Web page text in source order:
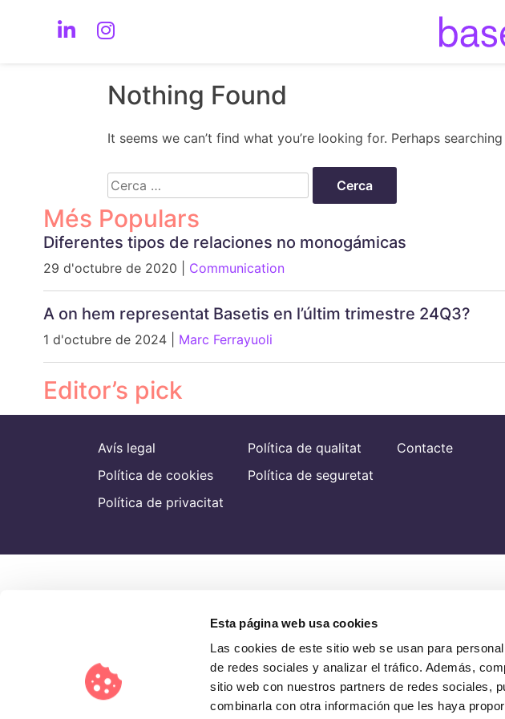
Esta página web usa cookies
Las cookies de este sitio web se usan para
de redes sociales y analizar el tráfico. Además,
sitio web con nuestros partners de redes sociales,
combinarla con otra información que les haya
Nothing Found
It seems we can’t find what you’re looking for. Perhaps
Cerca:
Més Populars
Diferentes tipos de relaciones no monogámicas
29 d'octubre de 2020 | Communication
A on hem representat Basetis en l’últim trimestre 24Q3?
1 d'octubre de 2024 | Marc Ferrayuoli
Editor’s pick
Avís legal
Política de cookies
Política de privacitat
Política de qualitat
Política de seguretat
Contacte